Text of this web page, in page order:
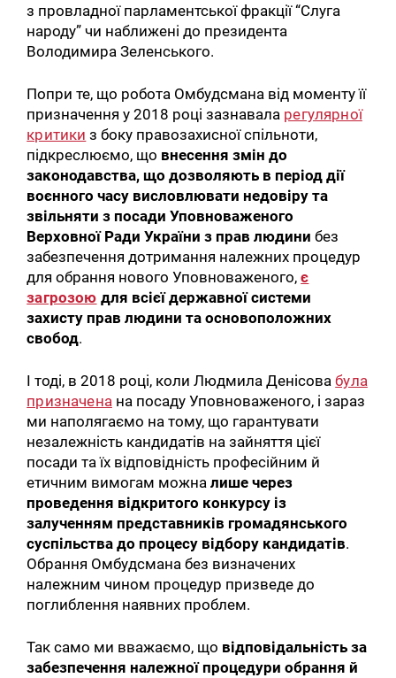
з провладної парламентської фракції “Слуга
народу” чи наближені до президента
Володимира Зеленського.
Попри те, що робота Омбудсмана від моменту її
призначення у 2018 році зазнавала регулярної
критики з боку правозахисної спільноти,
підкреслюємо, що внесення змін до
законодавства, що дозволяють в період дії
воєнного часу висловлювати недовіру та
звільняти з посади Уповноваженого
Верховної Ради України з прав людини без
забезпечення дотримання належних процедур
для обрання нового Уповноваженого,є
загрозою для всієї державної системи
захисту прав людини та основоположних
свобод.
І тоді, в 2018 році, коли Людмила Денісовабула
призначена на посаду Уповноваженого, і зараз
ми наполягаємо на тому, що гарантувати
незалежність кандидатів на зайняття цієї
посади та їх відповідність професійним й
етичним вимогам можналише через
проведення відкритого конкурсу із
залученням представників громадянського
суспільства до процесу відбору кандидатів.
Обрання Омбудсмана без визначених
належним чином процедур призведе до
поглиблення наявних проблем.
Так само ми вважаємо, що відповідальність за
забезпечення належної процедури обрання й